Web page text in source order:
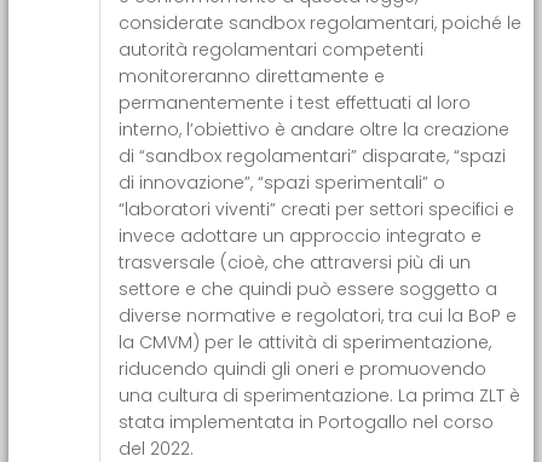
considerate sandbox regolamentari, poiché le
autorità regolamentari competenti
monitoreranno direttamente e
permanentemente i test effettuati al loro
interno, l’obiettivo è andare oltre la creazione
di “sandbox regolamentari” disparate, “spazi
di innovazione”, “spazi sperimentali” o
“laboratori viventi” creati per settori specifici e
invece adottare un approccio integrato e
trasversale (cioè, che attraversi più di un
settore e che quindi può essere soggetto a
diverse normative e regolatori, tra cui la BoP e
la CMVM) per le attività di sperimentazione,
riducendo quindi gli oneri e promuovendo
una cultura di sperimentazione. La prima ZLT è
stata implementata in Portogallo nel corso
del 2022.